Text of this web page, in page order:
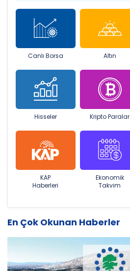
Canlı Borsa Altın
Hisseler Kripto Paralar
KAP
Haberleri
Ekonomik
Takvim
En Çok Okunan Haberler